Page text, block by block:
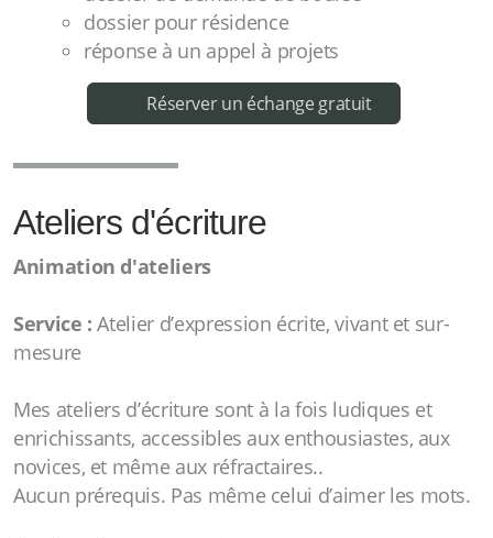
dossier pour résidence
réponse à un appel à projets
Réserver un échange gratuit
Ateliers d'écriture
Animation d'ateliers
Service :Atelier d’expression écrite, vivant et sur-
mesure
Mes ateliers d’écriture sont à la fois ludiques et
enrichissants, accessibles aux enthousiastes, aux
novices, et même aux réfractaires..
Aucun prérequis. Pas même celui d’aimer les mots.